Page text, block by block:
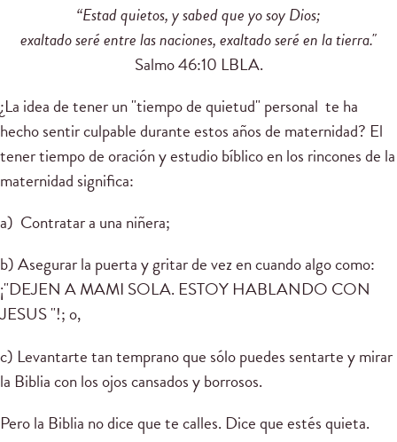
“Estad quietos, y sabed que yo soy Dios;
exaltado seré entre las naciones, exaltado seré en la tierra."
Salmo 46:10 LBLA.
¿La idea de tener un "tiempo de quietud" personal te ha
hecho sentir culpable durante estos años de maternidad? El
tener tiempo de oración y estudio bíblico en los rincones de la
maternidad significa:
a) Contratar a una niñera;
b) Asegurar la puerta y gritar de vez en cuando algo como:
¡"DEJEN A MAMI SOLA. ESTOY HABLANDO CON
JESUS "!; o,
c) Levantarte tan temprano que sólo puedes sentarte y mirar
la Biblia con los ojos cansados ​​y borrosos.
Pero la Biblia no dice que te calles. Dice que estés quieta.